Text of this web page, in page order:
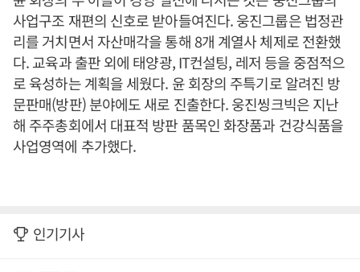
사업구조 재편의 신호로 받아들여진다. 웅진그룹은 법정관
리를 거치면서 자산매각을 통해 8개 계열사 체제로 전환했
다. 교육과 출판 외에 태양광, IT컨설팅, 레저 등을 중점적으
로 육성하는 계획을 세웠다. 윤 회장의 주특기로 알려진 방
문판매(방판) 분야에도 새로 진출한다. 웅진씽크빅은 지난
해 주주총회에서 대표적 방판 품목인 화장품과 건강식품을
사업영역에 추가했다.
인기기사